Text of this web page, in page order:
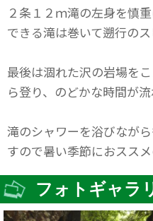
２条１２ｍ滝の左身を慎
できる滝は巻いて遡行の
最後は涸れた沢の岩場を
ら登り、のどかな時間が
滝のシャワーを浴びなが
すので暑い季節におススメ
フォトギャラ